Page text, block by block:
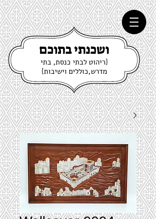
ושכנתי בתוכם
{ריהוט לבתי כנסת, בתי
מדרש,כוללים וישיבות}